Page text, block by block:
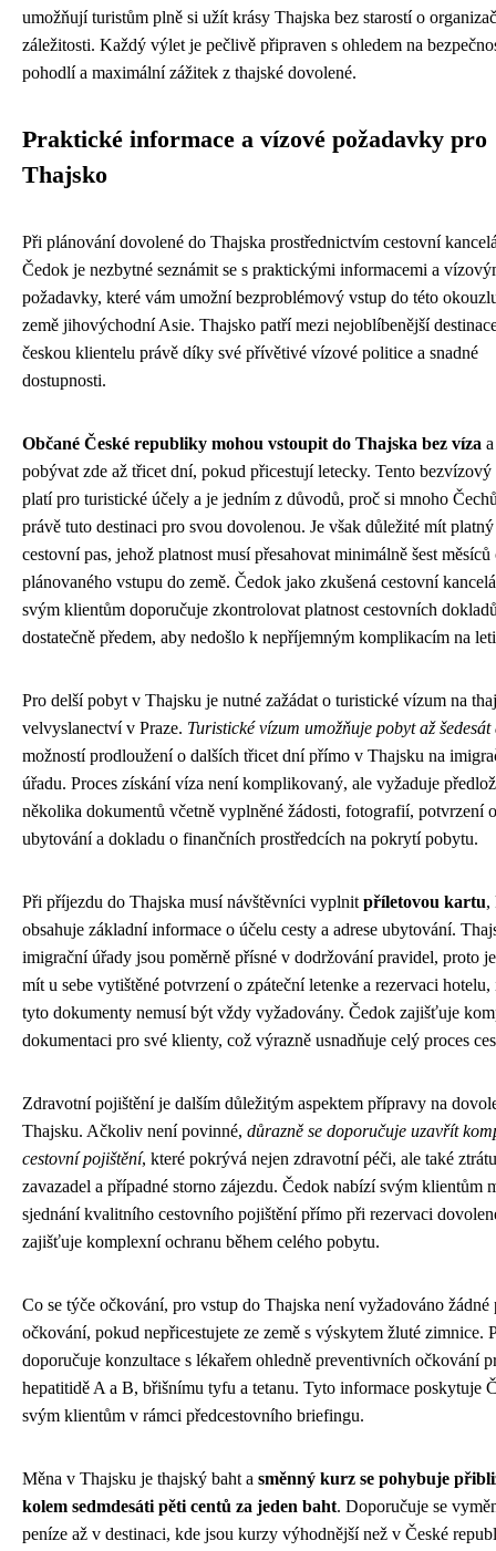
umožňují turistům plně si užít krásy Thajska bez starostí o
záležitosti. Každý výlet je pečlivě připraven s ohledem na
pohodlí a maximální zážitek z thajské dovolené.
Praktické informace a vízové požadavky pro
Thajsko
Při plánování dovolené do Thajska prostřednictvím cestovní
Čedok je nezbytné seznámit se s praktickými informacemi a
požadavky, které vám umožní bezproblémový vstup do této
země jihovýchodní Asie. Thajsko patří mezi nejoblíbenější
českou klientelu právě díky své přívětivé vízové politice a snadné
dostupnosti.
Občané České republiky mohou vstoupit do Thajska bez víza a
pobývat zde až třicet dní, pokud přicestují letecky. Tento bezvízový
platí pro turistické účely a je jedním z důvodů, proč si mnoho
právě tuto destinaci pro svou dovolenou. Je však důležité mít platný
cestovní pas, jehož platnost musí přesahovat minimálně šest měsíců
plánovaného vstupu do země. Čedok jako zkušená cestovní
svým klientům doporučuje zkontrolovat platnost cestovních
dostatečně předem, aby nedošlo k nepříjemným komplikacím na
Pro delší pobyt v Thajsku je nutné zažádat o turistické vízum na
velvyslanectví v Praze. Turistické vízum umožňuje pobyt až šedesát
možností prodloužení o dalších třicet dní přímo v Thajsku na
úřadu. Proces získání víza není komplikovaný, ale vyžaduje
několika dokumentů včetně vyplněné žádosti, fotografií, potvrzení o
ubytování a dokladu o finančních prostředcích na pokrytí pobytu.
Při příjezdu do Thajska musí návštěvníci vyplnit příletovou kartu,
obsahuje základní informace o účelu cesty a adrese ubytování.
imigrační úřady jsou poměrně přísné v dodržování pravidel, proto
mít u sebe vytištěné potvrzení o zpáteční letenke a rezervaci
tyto dokumenty nemusí být vždy vyžadovány. Čedok zajišťuje
dokumentaci pro své klienty, což výrazně usnadňuje celý proces
Zdravotní pojištění je dalším důležitým aspektem přípravy na
Thajsku. Ačkoliv není povinné, důrazně se doporučuje uzavřít
cestovní pojištění, které pokrývá nejen zdravotní péči, ale také ztrátu
zavazadel a případné storno zájezdu. Čedok nabízí svým klientům
sjednání kvalitního cestovního pojištění přímo při rezervaci
zajišťuje komplexní ochranu během celého pobytu.
Co se týče očkování, pro vstup do Thajska není vyžadováno žádné
očkování, pokud nepřicestujete ze země s výskytem žluté zimnice.
doporučuje konzultace s lékařem ohledně preventivních očkování
hepatitidě A a B, břišnímu tyfu a tetanu. Tyto informace poskytuje
svým klientům v rámci předcestovního briefingu.
Měna v Thajsku je thajský baht a směnný kurz se pohybuje
kolem sedmdesáti pěti centů za jeden baht. Doporučuje se
peníze až v destinaci, kde jsou kurzy výhodnější než v České